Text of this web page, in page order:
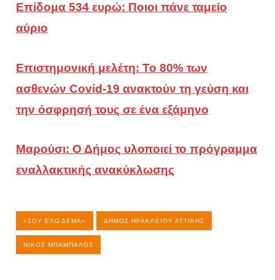
Επίδομα 534 ευρώ: Ποιοι πάνε ταμείο
αύριο
Επιστημονική μελέτη: Το 80% των
ασθενών Covid-19 ανακτούν τη γεύση και
την όσφρησή τους σε ένα εξάμηνο
Μαρούσι: Ο Δήμος υλοποιεί το πρόγραμμα
εναλλακτικής ανακύκλωσης
«ΣΟΥ ΈΧΩ ΔΈΜΑ» ΔΉΜΟΣ ΗΡΑΚΛΕΊΟΥ ΑΤΤΙΚΉΣ
ΝΊΚΟΣ ΜΠΆΜΠΑΛΟΣ